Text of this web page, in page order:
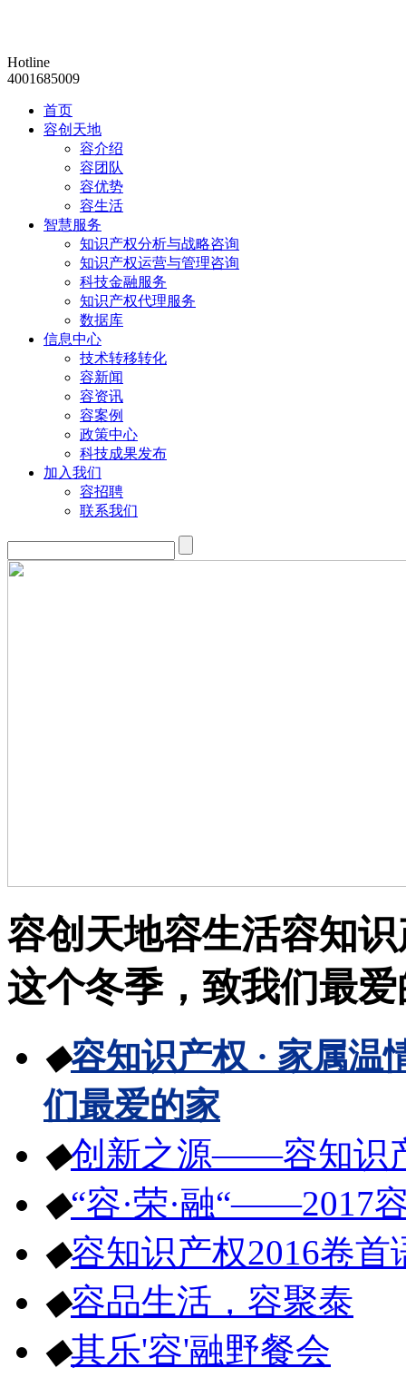
Hotline
4001685009
首页
容创天地
容介绍
容团队
容优势
容生活
智慧服务
知识产权分析与战略咨询
知识产权运营与管理咨询
科技金融服务
知识产权代理服务
数据库
信息中心
技术转移转化
容新闻
容资讯
容案例
政策中心
科技成果发布
加入我们
容招聘
联系我们
容创天地容生活容知
这个冬季，致我们最
◆容知识产权 · 家属
们最爱的家
◆创新之源——容知识
◆“容·荣·融“——2017
◆容知识产权2016卷首
◆容品生活，容聚泰
◆其乐'容'融野餐会